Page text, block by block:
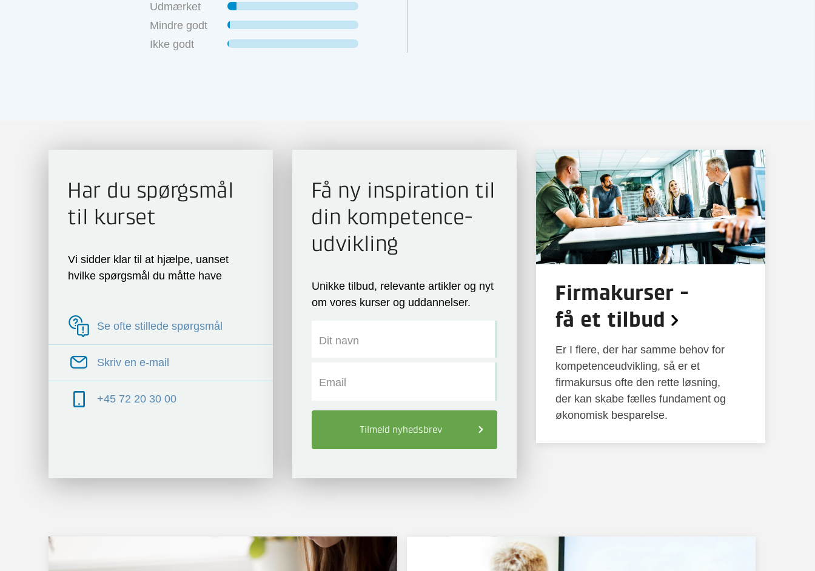
Udmærket
Mindre godt
Ikke godt
Har du spørgsmål
til kurset
Vi sidder klar til at hjælpe, uanset
hvilke spørgsmål du måtte have
Se ofte stillede spørgsmål
Skriv en e-mail
+45 72 20 30 00
Få ny inspiration til
din kompetence­
udvikling
Unikke tilbud, relevante artikler og nyt
om vores kurser og uddannelser.
Dit navn
Email
Tilmeld nyhedsbrev
Firmakurser -
få et tilbud
Er I flere, der har samme behov for
kompetenceudvikling, så er et
firmakursus ofte den rette løsning,
der kan skabe fælles fundament og
økonomisk besparelse.